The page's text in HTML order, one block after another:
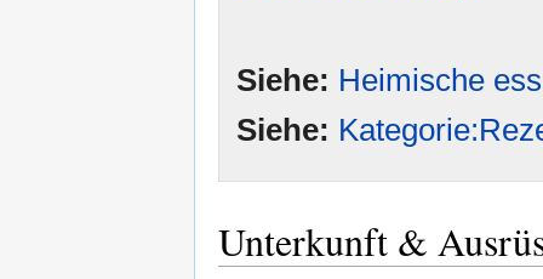
Siehe: Heimische
Siehe:
Unterkunft &